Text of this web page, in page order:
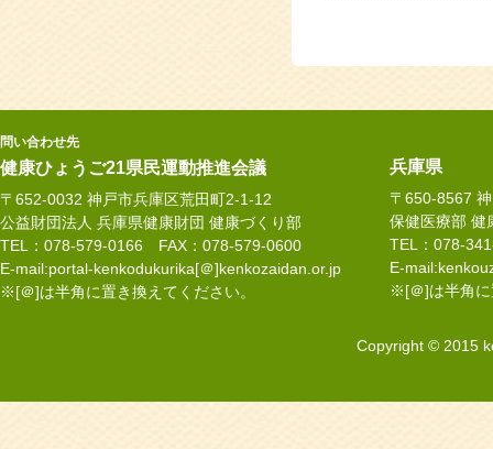
問い合わせ先
健康ひょうご21県民運動推進会議
〒652-0032 神戸市兵庫区荒田町2-1-12
公益財団法人 兵庫県健康財団 健康づくり部
TEL：078-579-0166 FAX：078-579-0600
E-mail:portal-kenkodukurika[＠]kenkozaidan.or.jp
※[＠]は半角に置き換えてください。
兵庫県
〒650-8567
保健医療部 健
TEL：078-
E-
※[＠]は半角に
Copyright © 2015